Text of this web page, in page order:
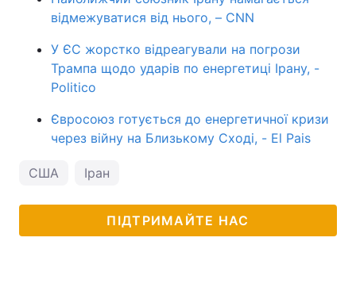
відмежуватися від нього, – CNN
У ЄС жорстко відреагували на погрози
Трампа щодо ударів по енергетиці Ірану, -
Politico
Євросоюз готується до енергетичної кризи
через війну на Близькому Сході, - El Pais
США Іран
ПІДТРИМАЙТЕ НАС